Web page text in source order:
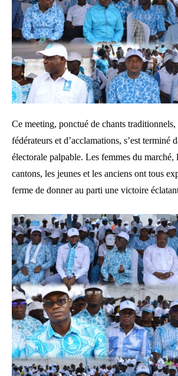
Ce meeting, ponctué de chants traditionnels,
fédérateurs et d’acclamations, s’est terminé
électorale palpable. Les femmes du marché,
cantons, les jeunes et les anciens ont tous
ferme de donner au parti une victoire